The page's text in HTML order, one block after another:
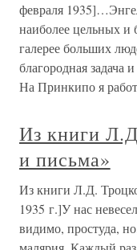
февраля
наиболее цельных и
галерее больших
благородная задача
На Принкипо я
Из книги
и письма»
Из книги Л.Д.
1935 г.]У нас
видимо, простуда,